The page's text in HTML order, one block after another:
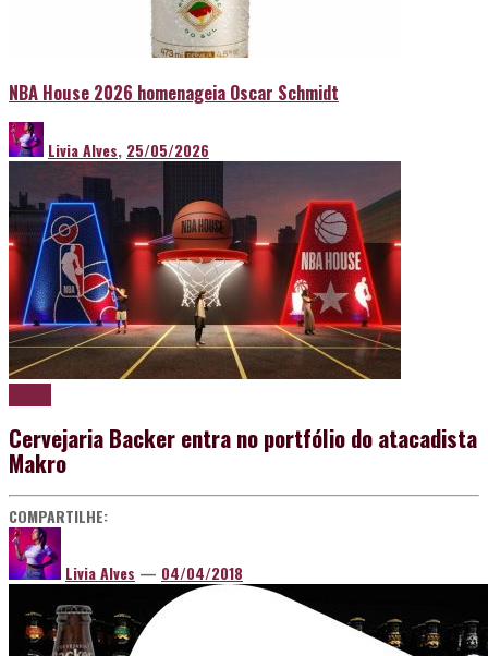
NBA House 2026 homenageia Oscar Schmidt
Livia Alves, 25/05/2026
Cervejaria Backer entra no portfólio do atacadista
Makro
COMPARTILHE:
Livia Alves — 04/04/2018